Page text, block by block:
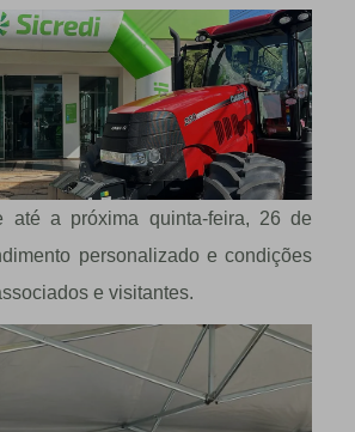
até a próxima quinta-feira, 26 de
personalizado e condições
e visitantes.